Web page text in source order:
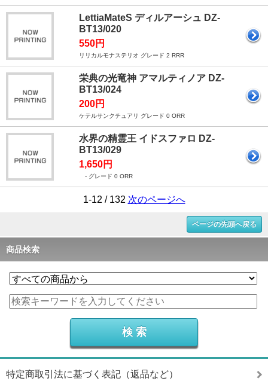
LettiaMateS ディルアーシュ DZ-
BT13/020
550円
リリカルモナステリオ グレード 2 RRR
栄典の光竜神 アマルティノア DZ-
BT13/024
200円
ケテルサンクチュアリ グレード 0 ORR
水界の精霊王 イドスファロ DZ-
BT13/029
1,650円
- グレード 0 ORR
1-12 / 132 次のページへ
ページの先頭へ戻る
商品検索
特定商取引法に基づく表記（返品など）